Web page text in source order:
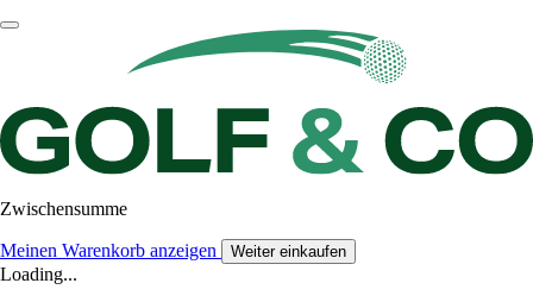
Zwischensumme
Meinen Warenkorb anzeigen Weiter einkaufen
Loading...